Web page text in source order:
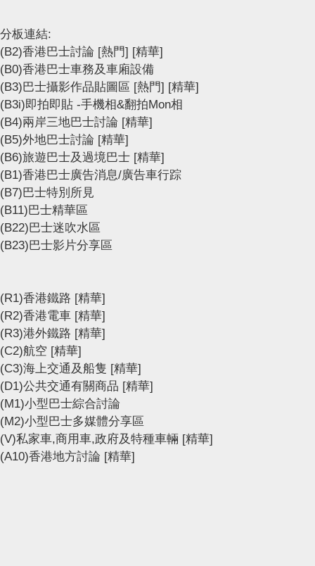
分板連結:
(B2)香港巴士討論 [熱門] [精華]
(B0)香港巴士車務及車廂設備
(B3)巴士攝影作品貼圖區 [熱門] [精華]
(B3i)即拍即貼 -手機相&翻拍Mon相
(B4)兩岸三地巴士討論 [精華]
(B5)外地巴士討論 [精華]
(B6)旅遊巴士及過境巴士 [精華]
(B1)香港巴士廣告消息/廣告車行踪
(B7)巴士特別所見
(B11)巴士精華區
(B22)巴士迷吹水區
(B23)巴士影片分享區
(R1)香港鐵路 [精華]
(R2)香港電車 [精華]
(R3)港外鐵路 [精華]
(C2)航空 [精華]
(C3)海上交通及船隻 [精華]
(D1)公共交通有關商品 [精華]
(M1)小型巴士綜合討論
(M2)小型巴士多媒體分享區
(V)私家車,商用車,政府及特種車輛 [精華]
(A10)香港地方討論 [精華]